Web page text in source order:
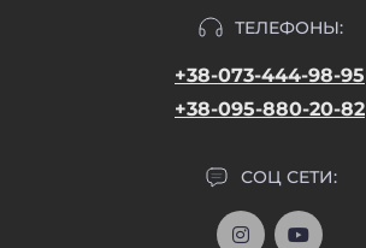
ТЕЛЕФОНЫ:
+38-073-444-98-95
+38-095-880-20-82
СОЦ СЕТИ: